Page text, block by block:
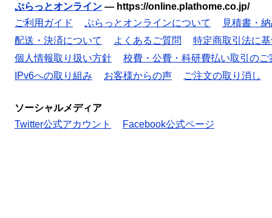
ぷらっとオンライン — https://online.plathome.co.jp/
ご利用ガイド
ぷらっとオンラインについて
見積書・
配送・決済について
よくあるご質問
特定商取引法に
個人情報取り扱い方針
校費・公費・科研費払い取引のご
IPv6への取り組み
お客様からの声 ご注文の取り消し
ソーシャルメディア
Twitter公式アカウント
Facebook公式ページ